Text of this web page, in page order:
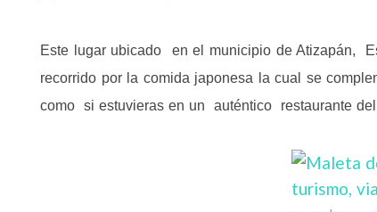
Este lugar ubicado en el municipio de Atizapán,
recorrido por la comida japonesa la cual se
como si estuvieras en un auténtico restaurante